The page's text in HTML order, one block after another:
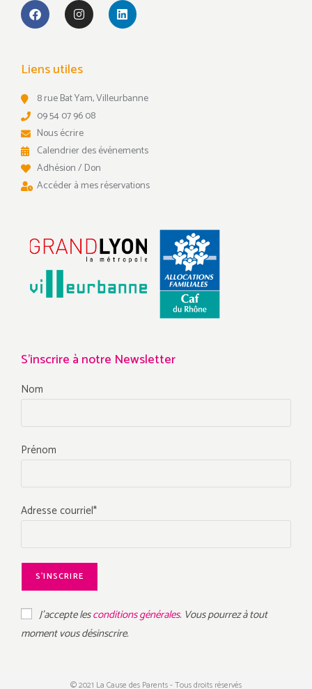
Liens utiles
8 rue Bat Yam, Villeurbanne
09 54 07 96 08
Nous écrire
Calendrier des événements
Adhésion / Don
Accéder à mes réservations
S'inscrire à notre Newsletter
Nom
Prénom
Adresse courriel*
J'accepte lesconditions générales. Vous pourrez à tout
moment vous désinscrire.
© 2021 La Cause des Parents - Tous droits réservés